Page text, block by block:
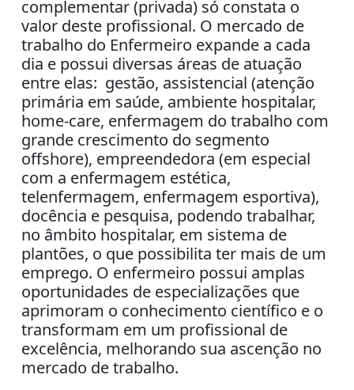
complementar (privada) só constata o
valor deste profissional. O mercado de
trabalho do Enfermeiro expande a cada
dia e possui diversas áreas de atuação
entre elas: gestão, assistencial (atenção
primária em saúde, ambiente hospitalar,
home-care, enfermagem do trabalho com
grande crescimento do segmento
offshore), empreendedora (em especial
com a enfermagem estética,
telenfermagem, enfermagem esportiva),
docência e pesquisa, podendo trabalhar,
no âmbito hospitalar, em sistema de
plantões, o que possibilita ter mais de um
emprego. O enfermeiro possui amplas
oportunidades de especializações que
aprimoram o conhecimento científico e o
transformam em um profissional de
excelência, melhorando sua ascenção no
mercado de trabalho.